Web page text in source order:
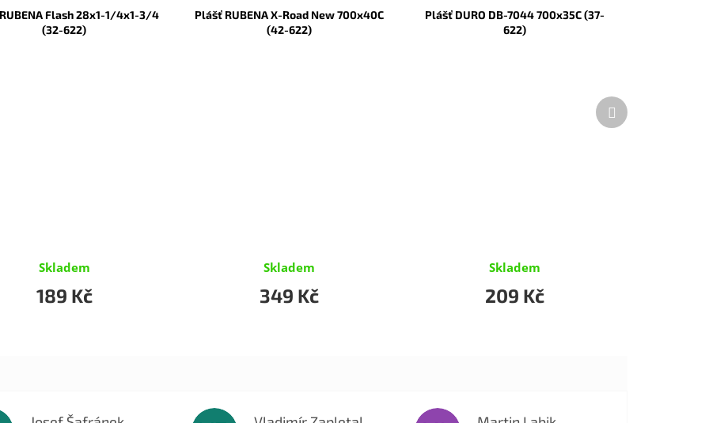
Flash 28x1-1/4x1-3/4
(32-622)
Skladem
189 Kč
Plášť RUBENA X-Road New 700x40C
(42-622)
Skladem
349 Kč
Plášť DURO DB-7044 700x35C (37-
622)
Skladem
209 Kč
Další
produkt